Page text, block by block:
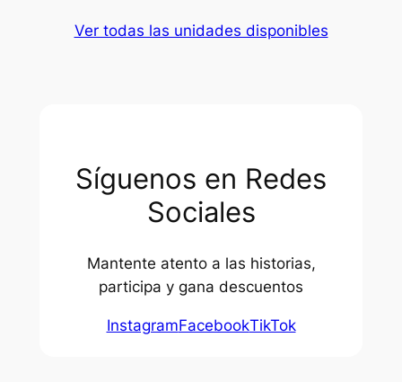
Ver todas las unidades disponibles
Síguenos en Redes
Sociales
Mantente atento a las historias,
participa y gana descuentos
InstagramFacebookTikTok